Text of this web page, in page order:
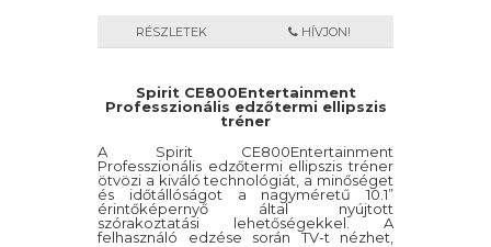
RÉSZLETEK HÍVJON!
Spirit CE800Entertainment
Professzionális edzőtermi ellipszis
tréner
A Spirit CE800Entertainment
Professzionális edzőtermi ellipszis tréner
ötvözi a kiváló technológiát, a minőséget
és időtállóságot a nagyméretű 10.1”
érintőképernyő által nyújtott
szórakoztatási lehetőségekkel. A
felhasználó edzése során TV-t nézhet,